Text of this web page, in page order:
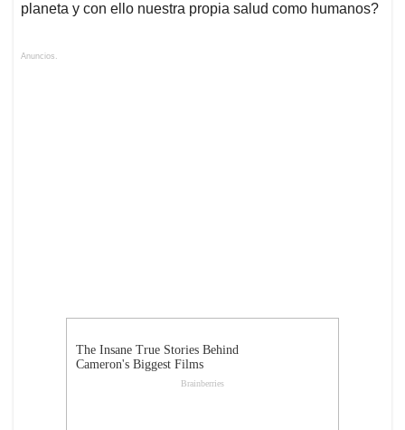
planeta y con ello nuestra propia salud como humanos?
Anuncios.